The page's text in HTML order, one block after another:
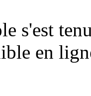
s'est
en